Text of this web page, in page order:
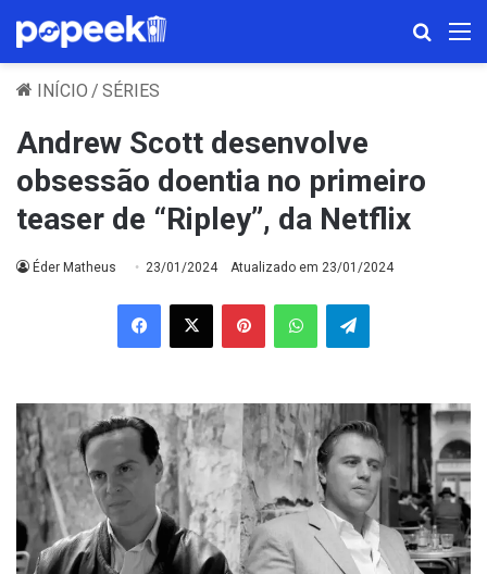
INÍCIO / SÉRIES
Andrew Scott desenvolve
obsessão doentia no primeiro
teaser de “Ripley”, da Netflix
Éder Matheus 23/01/2024 Atualizado em 23/01/2024
Facebook
X PinterestWhatsAppTelegram